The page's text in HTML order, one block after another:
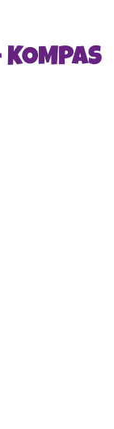
KOMPAS